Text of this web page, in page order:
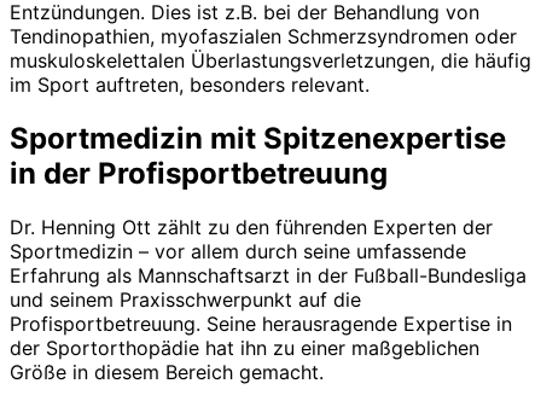
Entzündungen. Dies ist z.B. bei der Behandlung von
Tendinopathien, myofaszialen Schmerzsyndromen oder
muskuloskelettalen Überlastungsverletzungen, die häufig
im Sport auftreten, besonders relevant.
Sportmedizin mit Spitzenexpertise
in der Profisportbetreuung
Dr. Henning Ott zählt zu den führenden Experten der
Sportmedizin – vor allem durch seine umfassende
Erfahrung als Mannschaftsarzt in der Fußball-Bundesliga
und seinem Praxisschwerpunkt auf die
Profisportbetreuung. Seine herausragende Expertise in
der Sportorthopädie hat ihn zu einer maßgeblichen
Größe in diesem Bereich gemacht.